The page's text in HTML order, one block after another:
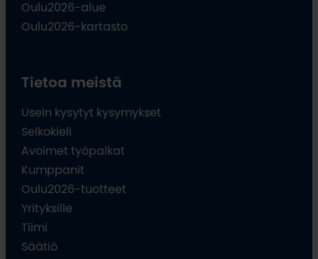
Oulu2026-alue
Oulu2026-kartasto
Tietoa meistä
Usein kysytyt kysymykset
Selkokieli
Avoimet työpaikat
Kumppanit
Oulu2026-tuotteet
Yrityksille
Tiimi
Säätiö